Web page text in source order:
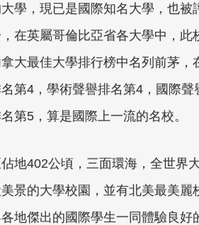
學，現已是國際知名大學，也
在英屬哥倫比亞省各大學中，
大最佳大學排行榜中名列前茅，
第4，學術聲譽排名第4，國際
第5，算是國際上一流的名校。
地402公頃，三面環海，全世界
景的大學校園，並有北美最美麗
地傑出的國際學生一同體驗良好